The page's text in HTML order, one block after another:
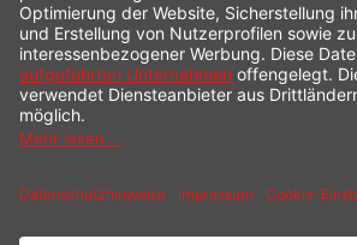
INFORMATION
SHOP SERVICE